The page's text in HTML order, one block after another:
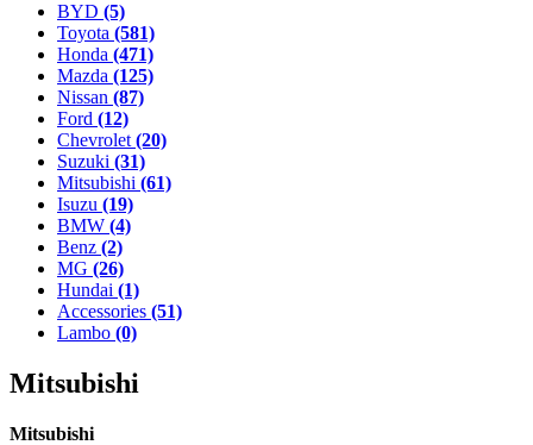
BYD (5)
Toyota (581)
Honda (471)
Mazda (125)
Nissan (87)
Ford (12)
Chevrolet (20)
Suzuki (31)
Mitsubishi (61)
Isuzu (19)
BMW (4)
Benz (2)
MG (26)
Hundai (1)
Accessories (51)
Lambo (0)
Mitsubishi
Mitsubishi